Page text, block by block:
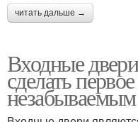
читать дальше →
Входные
сделать
незабываемым